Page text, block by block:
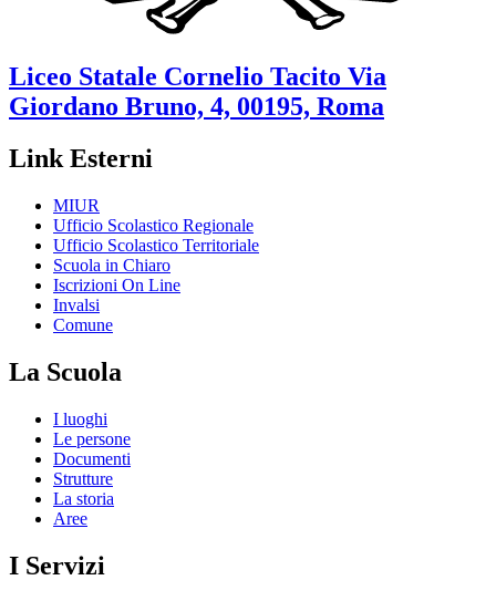
Liceo Statale Cornelio Tacito Via
Giordano Bruno, 4, 00195, Roma
Link Esterni
MIUR
Ufficio Scolastico Regionale
Ufficio Scolastico Territoriale
Scuola in Chiaro
Iscrizioni On Line
Invalsi
Comune
La Scuola
I luoghi
Le persone
Documenti
Strutture
La storia
Aree
I Servizi